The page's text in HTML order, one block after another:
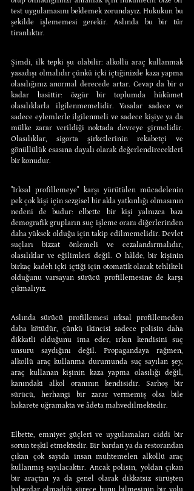
test uygulamasını beklemek zorundayız. Hukukun bu
şekilde işlememesi gerekir. Aslında bu bir tür
tiranlıktır.
Şimdi, ilk tepki şu olabilir: alkollü araç kullanmak
yasadışı olmalıdır çünkü içki içtiğinizde kaza yapma
olasılığınız anormal derecede artar. Cevap da bir o
kadar basittir: özgür bir toplumda hükümet
olasılıklarla ilgilenmemelidir. Yasalar sadece ve
sadece eylemlerle ilgilenmeli ve sadece kişiye ya da
mülke zarar verildiği noktada devreye girmelidir.
Olasılıklar, sigorta şirketlerinin rekabetçi ve
gönüllülük esasına dayalı olarak değerlendirecekleri
bir konudur.
"Irksal profillemeye" karşı yürütülen mücadelenin
pek çok kişi için sezgisel bir akla yatkınlığı olmasının
nedeni de budur: elbette bir kişi yalnızca bazı
demografik grupların suç işleme oranı diğerlerinden
daha yüksek olduğu için takip edilmemelidir. Devlet
suçları bizzat önlemeli ve cezalandırmalıdır,
olasılıklar ve eğilimleri değil. O hâlde, bir kişinin
birkaç kadeh içki içtiği için otomatik olarak tehlikeli
olduğunu varsayan sürücü profillemesine de karşı
çıkmalıyız.
Aslında sürücü profillemesi ırksal profillemeden
daha kötüdür, çünkü ikincisi sadece polisin daha
dikkatli olduğunu ima eder, ırkın kendisini suç
unsuru saydığını değil. Propagandaya rağmen,
alkollü araç kullanma durumunda suç sayılan şey,
araç kullanan kişinin kaza yapma olasılığı değil,
kanındaki alkol oranının kendisidir. Sarhoş bir
sürücü, herhangi bir zarar vermemiş olsa bile
hakarete uğramakta ve âdeta mahvedilmektedir.
Elbette, emniyet güçleri ve uygulamaları ciddi bir
sorun teşkil etmektedir. Bir bardan ya da restorandan
çıkan çok sayıda insan muhtemelen alkollü araç
kullanmış sayılacaktır. Ancak polisin, yoldan çıkan
bir araçtan ya da genel olarak dikkatsiz sürüşten